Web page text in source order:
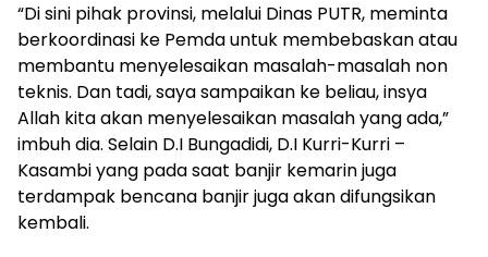
“Di sini pihak provinsi, melalui Dinas PUTR, meminta
berkoordinasi ke Pemda untuk membebaskan atau
membantu menyelesaikan masalah-masalah non
teknis. Dan tadi, saya sampaikan ke beliau, insya
Allah kita akan menyelesaikan masalah yang ada,”
imbuh dia. Selain D.I Bungadidi, D.I Kurri-Kurri –
Kasambi yang pada saat banjir kemarin juga
terdampak bencana banjir juga akan difungsikan
kembali.